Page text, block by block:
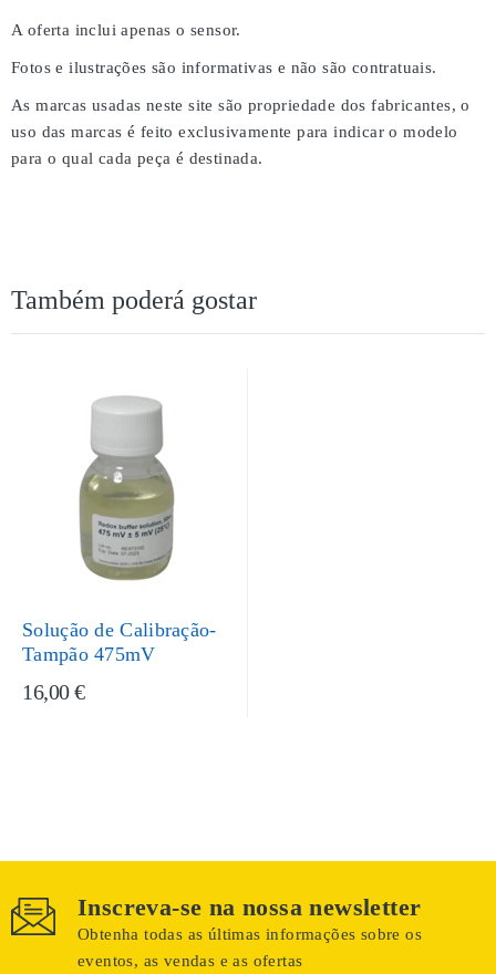
A oferta inclui apenas o sensor.
Fotos e ilustrações são informativas e não são contratuais.
As marcas usadas neste site são propriedade dos fabricantes, o
uso das marcas é feito exclusivamente para indicar o modelo
para o qual cada peça é destinada.
Também poderá gostar
Solução de Calibração-
Tampão 475mV
16,00 €
Inscreva-se na nossa newsletter
Obtenha todas as últimas informações sobre os
eventos, as vendas e as ofertas